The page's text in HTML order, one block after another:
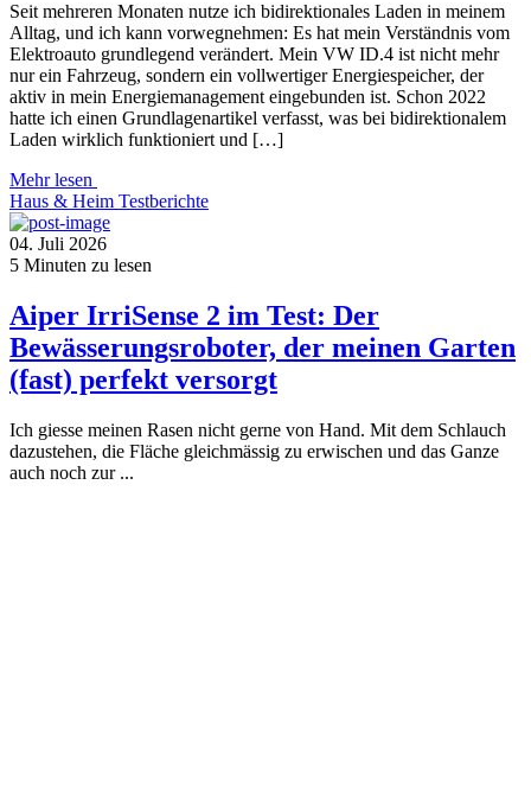
Seit mehreren Monaten nutze ich bidirektionales Laden in meinem
Alltag, und ich kann vorwegnehmen: Es hat mein Verständnis vom
Elektroauto grundlegend verändert. Mein VW ID.4 ist nicht mehr
nur ein Fahrzeug, sondern ein vollwertiger Energiespeicher, der
aktiv in mein Energiemanagement eingebunden ist. Schon 2022
hatte ich einen Grundlagenartikel verfasst, was bei bidirektionalem
Laden wirklich funktioniert und […]
Mehr lesen
Haus & Heim Testberichte
04. Juli 2026
5 Minuten zu lesen
Aiper IrriSense 2 im Test: Der
Bewässerungsroboter, der meinen Garten
(fast) perfekt versorgt
Ich giesse meinen Rasen nicht gerne von Hand. Mit dem Schlauch
dazustehen, die Fläche gleichmässig zu erwischen und das Ganze
auch noch zur ...